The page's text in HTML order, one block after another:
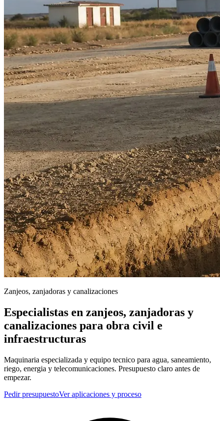
Zanjeos, zanjadoras y canalizaciones
Especialistas en zanjeos, zanjadoras y
canalizaciones para obra civil e
infraestructuras
Maquinaria especializada y equipo tecnico para agua, saneamiento,
riego, energia y telecomunicaciones. Presupuesto claro antes de
empezar.
Pedir presupuestoVer aplicaciones y proceso